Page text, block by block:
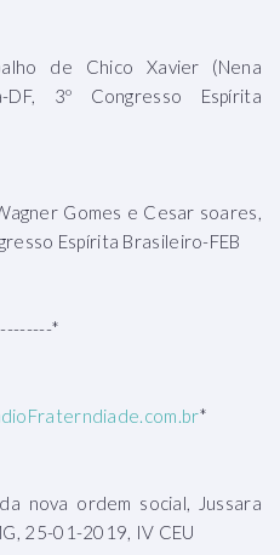
de Chico Xavier (Nena
DF, 3º Congresso Espírita
Gomes e Cesar soares,
Espírita Brasileiro-FEB
*
*
nova ordem social, Jussara
25-01-2019, IV CEU